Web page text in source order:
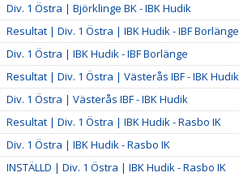
Div. 1 Östra | Björklinge BK - IBK Hudik
Resultat | Div. 1 Östra | IBK Hudik - IBF Borlänge
Div. 1 Östra | IBK Hudik - IBF Borlänge
Resultat | Div. 1 Östra | Västerås IBF - IBK Hudik
Div. 1 Östra | Västerås IBF - IBK Hudik
Resultat | Div. 1 Östra | IBK Hudik - Rasbo IK
Div. 1 Östra | IBK Hudik - Rasbo IK
INSTÄLLD | Div. 1 Östra | IBK Hudik - Rasbo IK